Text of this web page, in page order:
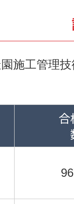
施工管理
合